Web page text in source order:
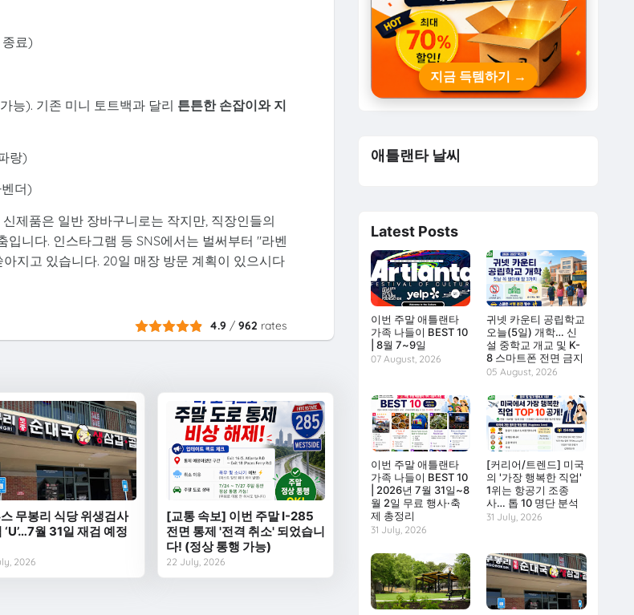
료)
능). 기존 미니 토트백과 달리 튼튼한 손잡이와 지
랑)
더)
제품은 일반 장바구니로는 작지만, 직장인들의
니다. 인스타그램 등 SNS에서는 벌써부터 "라벤
지고 있습니다. 20일 매장 방문 계획이 있으시다
4.9 /962 rates
무봉리 식당 위생검사
‘U’…7월 31일 재검 예정
2026
[교통 속보] 이번 주말 I-285
전면 통제 '전격 취소' 되었습니
다! (정상 통행 가능)
22 July, 2026
지금 득템하기 →
애틀랜타 날씨
Latest Posts
이번 주말 애틀랜타
가족 나들이 BEST 10
| 8월 7~9일
07 August, 2026
귀넷 카운티 공립학교
오늘(5일) 개학… 신
설 중학교 개교 및 K-
8 스마트폰 전면 금지
05 August, 2026
이번 주말 애틀랜타
가족 나들이 BEST 10
| 2026년 7월 31일~8
월 2일 무료 행사·축
제 총정리
31 July, 2026
[커리어/트렌드] 미국
의 '가장 행복한 직업'
1위는 항공기 조종
사… 톱 10 명단 분석
31 July, 2026